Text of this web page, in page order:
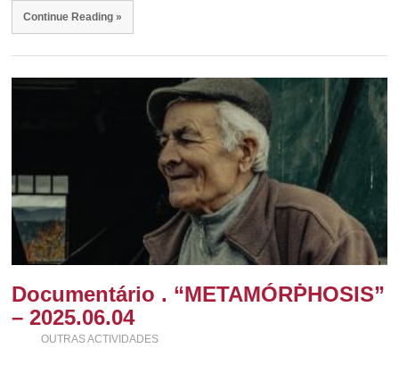
Continue Reading »
Documentário . “METAMÓRṖHOSIS”
– 2025.06.04
OUTRAS ACTIVIDADES